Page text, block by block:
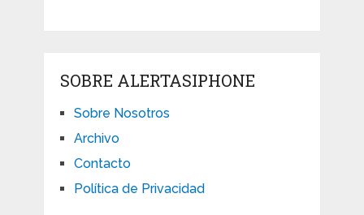
SOBRE ALERTASIPHONE
Sobre Nosotros
Archivo
Contacto
Política de Privacidad